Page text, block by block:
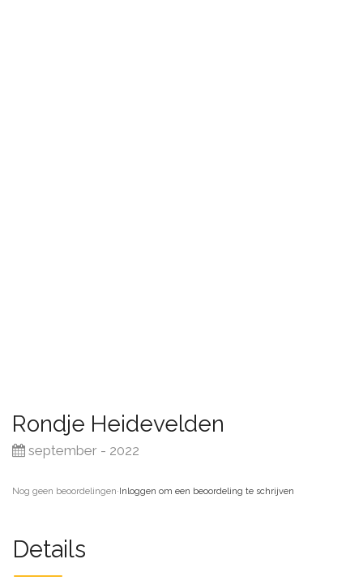
Rondje Heidevelden
september - 2022
Nog geen beoordelingen·Inloggen om een beoordeling te schrijven
Details